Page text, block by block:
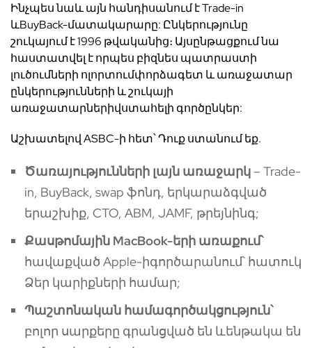
Ինչպես նաև այն հանդիսանում է Trade-in
ևBuyBack-մատակարարը: Ընկերությունը
շուկայում է 1996 թվականից։ Այսընթացքում նա
հաստատվել է որպես բիզնես պատրաստի
լուծումների ոլորտումփորձագետ և առաջատար
ընկերությունների և շուկայի
առաջատարներիվստահելի գործընկեր:
Աշխատելով ASBC-ի հետ՝ Դուք ստանում եք.
Ծառայությունների լայն առաջարկ – Trade-
in, BuyBack, swap ֆոնդ, երկարաձգված
երաշխիք, CTO, ABM, JAMF, թրեյնինգ;
Քասթոմային MacBook-երի առաքում՝
հավաքված Apple-իգործարանում՝ հատուկ
Ձեր կարիքների համար;
Պաշտոնական համագործակցություն՝
բոլոր սարքերը գրանցված են ևենթակա են